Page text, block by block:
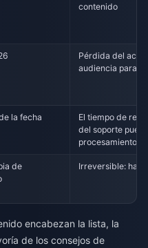
contenido
Pérdida del
audiencia para
la fecha
El tiempo de
del soporte
procesamiento
de
Irreversible: haz
encabezan la lista, la
de los consejos de